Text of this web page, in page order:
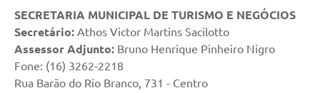
SECRETARIA MUNICIPAL DE TURISMO E NEGÓCIOS
Secretário: Athos Victor Martins Sacilotto
Assessor Adjunto: Bruno Henrique Pinheiro Nigro
Fone: (16) 3262-2218
Rua Barão do Rio Branco, 731 - Centro